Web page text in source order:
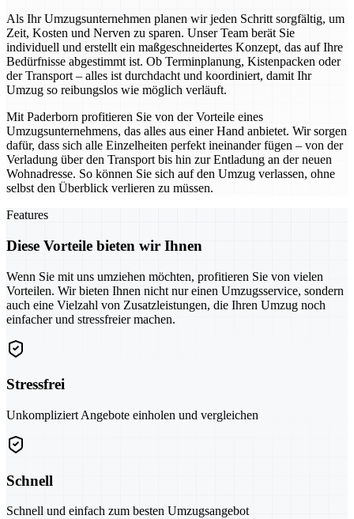
Als Ihr Umzugsunternehmen planen wir jeden Schritt sorgfältig, um
Zeit, Kosten und Nerven zu sparen. Unser Team berät Sie
individuell und erstellt ein maßgeschneidertes Konzept, das auf Ihre
Bedürfnisse abgestimmt ist. Ob Terminplanung, Kistenpacken oder
der Transport – alles ist durchdacht und koordiniert, damit Ihr
Umzug so reibungslos wie möglich verläuft.
Mit Paderborn profitieren Sie von der Vorteile eines
Umzugsunternehmens, das alles aus einer Hand anbietet. Wir sorgen
dafür, dass sich alle Einzelheiten perfekt ineinander fügen – von der
Verladung über den Transport bis hin zur Entladung an der neuen
Wohnadresse. So können Sie sich auf den Umzug verlassen, ohne
selbst den Überblick verlieren zu müssen.
Features
Diese Vorteile bieten wir Ihnen
Wenn Sie mit uns umziehen möchten, profitieren Sie von vielen
Vorteilen. Wir bieten Ihnen nicht nur einen Umzugsservice, sondern
auch eine Vielzahl von Zusatzleistungen, die Ihren Umzug noch
einfacher und stressfreier machen.
Stressfrei
Unkompliziert Angebote einholen und vergleichen
Schnell
Schnell und einfach zum besten Umzugsangebot